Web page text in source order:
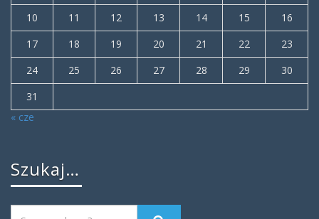
10
11 12 13 14 15
16
17
18 19 20 21 22
23
24
25 26 27 28 29
30
31
« cze
Szukaj…